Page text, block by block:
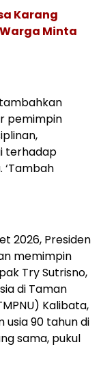
Karang
Minta
pemimpin
terhadap
‘Tambah
2026, Presiden
memimpin
Try Sutrisno,
di Taman
Kalibata,
90 tahun di
sama, pukul